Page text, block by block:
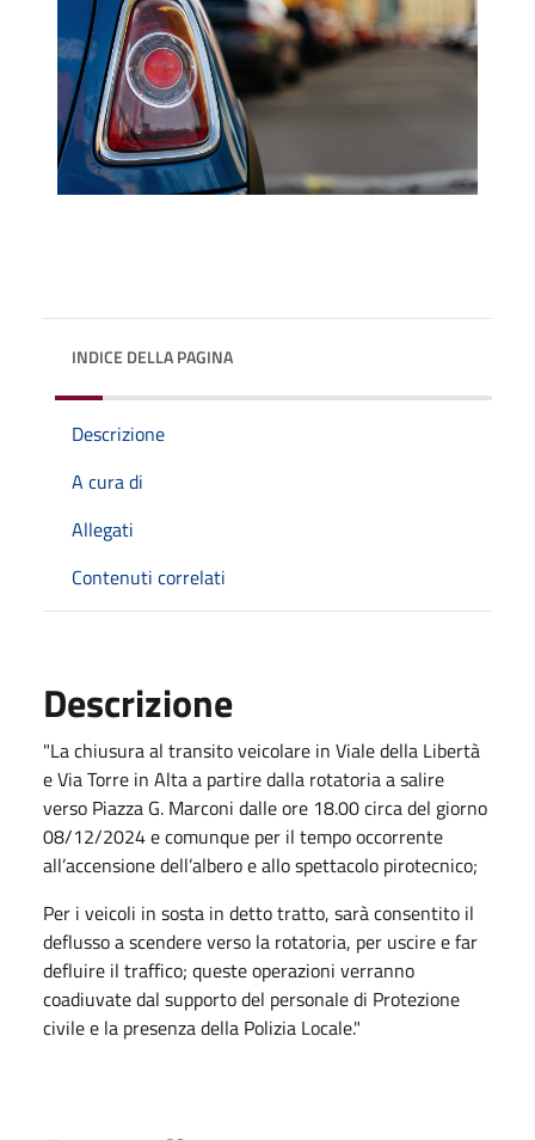
INDICE DELLA PAGINA
Descrizione
A cura di
Allegati
Contenuti correlati
Descrizione
"La chiusura al transito veicolare in Viale della Libertà
e Via Torre in Alta a partire dalla rotatoria a salire
verso Piazza G. Marconi dalle ore 18.00 circa del giorno
08/12/2024 e comunque per il tempo occorrente
all’accensione dell’albero e allo spettacolo pirotecnico;
Per i veicoli in sosta in detto tratto, sarà consentito il
deflusso a scendere verso la rotatoria, per uscire e far
defluire il traffico; queste operazioni verranno
coadiuvate dal supporto del personale di Protezione
civile e la presenza della Polizia Locale."